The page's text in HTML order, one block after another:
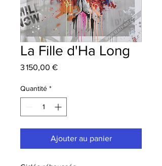
La Fille d'Ha Long
3 150,00 €Prix
Quantité *
Ajouter au panier